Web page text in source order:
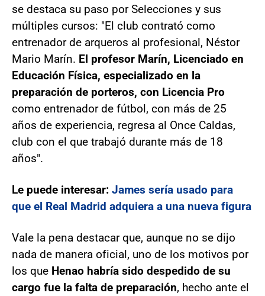
se destaca su paso por Selecciones y sus
múltiples cursos: "El club contrató como
entrenador de arqueros al profesional, Néstor
Mario Marín. El profesor Marín, Licenciado en
Educación Física, especializado en la
preparación de porteros, con Licencia Pro
como entrenador de fútbol, con más de 25
años de experiencia, regresa al Once Caldas,
club con el que trabajó durante más de 18
años".
Le puede interesar: James sería usado para
que el Real Madrid adquiera a una nueva figura
Vale la pena destacar que, aunque no se dijo
nada de manera oficial, uno de los motivos por
los que Henao habría sido despedido de su
cargo fue la falta de preparación, hecho ante el